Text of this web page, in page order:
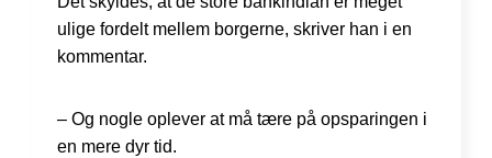
ulige fordelt mellem borgerne, skriver han i en
kommentar.
– Og nogle oplever at må tære på opsparingen i
en mere dyr tid.